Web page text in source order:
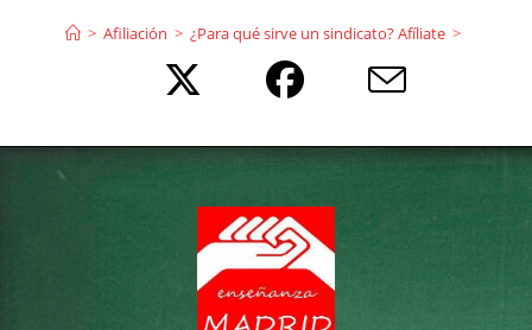
> Afiliación > ¿Para qué sirve un sindicato? Afíliate >